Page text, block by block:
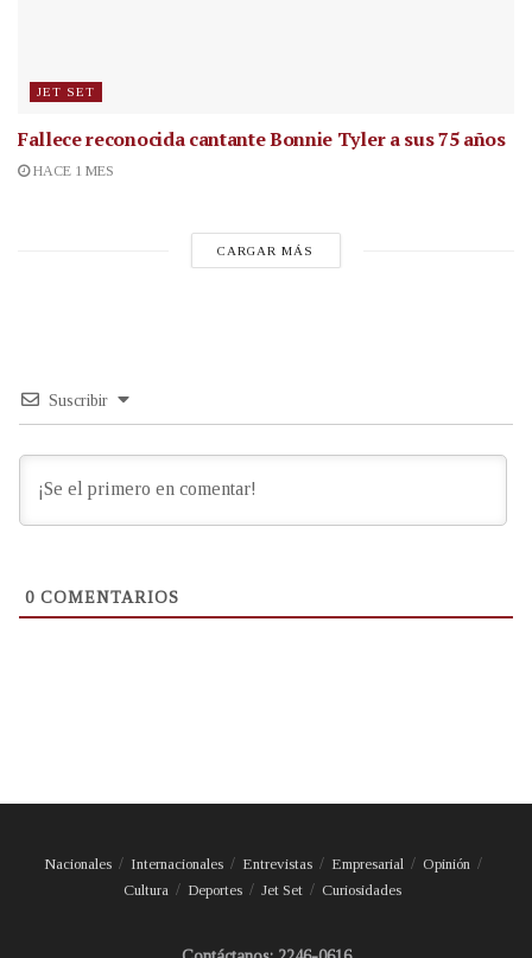
JET SET
Fallece reconocida cantanteBonnie Tyler a sus 75 años
HACE 1 MES
CARGAR MÁS
Suscribir
0 COMENTARIOS
Nacionales Internacionales Entrevistas Empresarial
Opinión
Cultura
Deportes Jet Set Curiosidades